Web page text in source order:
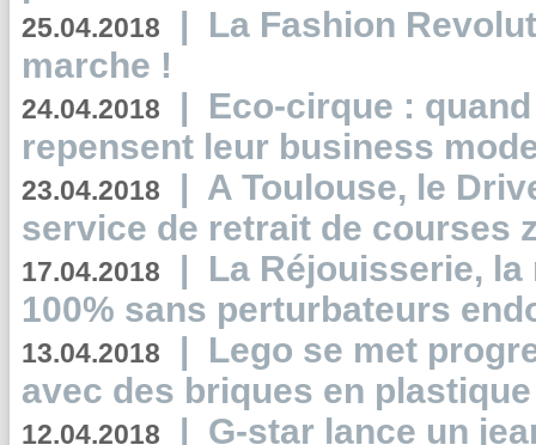
25.04.2018 | La Fashion
marche !
24.04.2018 | Eco-cirque :
repensent leur business
23.04.2018 | A Toulouse, le
service de retrait de courses
17.04.2018 | La Réjouisserie,
100% sans perturbateurs
13.04.2018 | Lego se met
avec des briques en
12.04.2018 | G-star lance un